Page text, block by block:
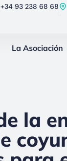
+34 93 238 68 68
La Asociación
la